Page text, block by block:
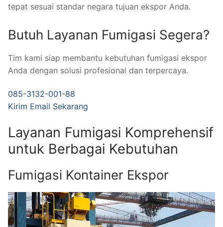
tepat sesuai standar negara tujuan ekspor Anda.
Butuh Layanan Fumigasi Segera?
Tim kami siap membantu kebutuhan fumigasi ekspor
Anda dengan solusi profesional dan terpercaya.
085-3132-001-88
Kirim Email Sekarang
Layanan Fumigasi Komprehensif
untuk Berbagai Kebutuhan
Fumigasi Kontainer Ekspor